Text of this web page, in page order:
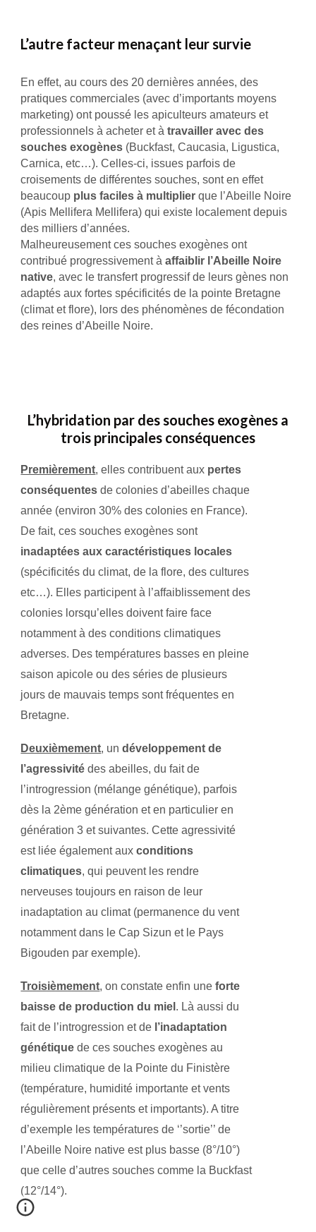
L’autre facteur menaçant leur survie
En effet, au cours des 20 dernières années, des
pratiques commerciales (avec d’importants moyens
marketing) ont poussé les apiculteurs amateurs et
professionnels à acheter et àtravailler avec des
souches exogènes (Buckfast, Caucasia, Ligustica,
Carnica, etc…). Celles-ci, issues parfois de
croisements de différentes souches, sont en effet
beaucoup plus faciles à multiplier que l’Abeille Noire
(Apis Mellifera Mellifera) qui existe localement depuis
des milliers d’années.
Malheureusement ces souches exogènes ont
contribué progressivement àaffaiblir l’Abeille Noire
native, avec le transfert progressif de leurs gènes non
adaptés aux fortes spécificités de la pointe Bretagne
(climat et flore), lors des phénomènes de fécondation
des reines d’Abeille Noire.
L’hybridation par des souches exogènes a
trois principales conséquences
Premièrement, elles contribuent aux pertes
conséquentes de colonies d’abeilles chaque
année (environ 30% des colonies en France).
De fait, ces souches exogènes sont
inadaptées aux caractéristiques locales
(spécificités du climat, de la flore, des cultures
etc…). Elles participent à l’affaiblissement des
colonies lorsqu’elles doivent faire face
notamment à des conditions climatiques
adverses. Des températures basses en pleine
saison apicole ou des séries de plusieurs
jours de mauvais temps sont fréquentes en
Bretagne.
Deuxièmement, undéveloppement de
l’agressivité des abeilles, du fait de
l’introgression (mélange génétique), parfois
dès la 2ème génération et en particulier en
génération 3 et suivantes. Cette agressivité
est liée également auxconditions
climatiques, qui peuvent les rendre
nerveuses toujours en raison de leur
inadaptation au climat (permanence du vent
notamment dans le Cap Sizun et le Pays
Bigouden par exemple).
Troisièmement, on constate enfin uneforte
baisse de production du miel . Là aussi du
fait de l’introgression et de l’inadaptation
génétique de ces souches exogènes au
milieu climatique de la Pointe du Finistère
(température, humidité importante et vents
régulièrement présents et importants). A titre
d’exemple les températures de ‘’sortie’’ de
l’Abeille Noire native est plus basse (8°/10°)
que celle d’autres souches comme la Buckfast
(12°/14°).